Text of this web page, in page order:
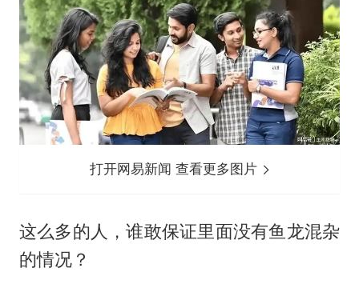
打开网易新闻 查看更多图片
这么多的人，谁敢保证里面没有鱼龙混杂
的情况？